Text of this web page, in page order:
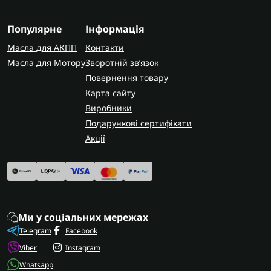
шильдиком, щоб гарантовано отримати сумісний
елемент.
AUTOSHIFT швидко та надійно доставляє
замовлення по всій Україні. У Запоріжжі
виконуємо заміну теплообмінника з гарантією на
виконані роботи.
Популярне
Масла для АКПП
Масла для Мотору
Інформація
Контакти
Зворотній зв’язок
Повернення товару
Карта сайту
Виробники
Подарункові сертифікати
Акції
Ми у соціальних мережах
Telegram
Viber
Whatsapp
Facebook
Instagram